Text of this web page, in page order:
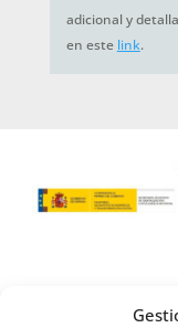
adicional y
en este link.